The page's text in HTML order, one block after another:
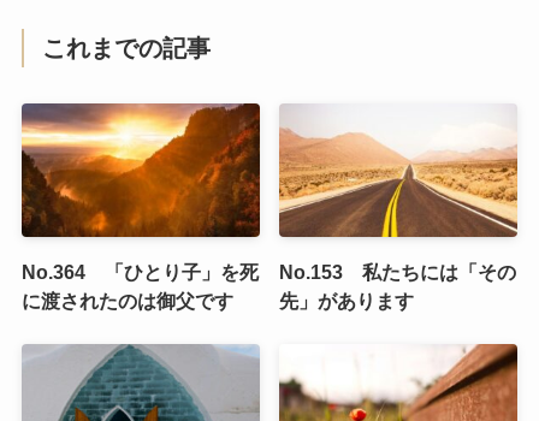
これまでの記事
No.364 「ひとり子」を死
に渡されたのは御父です
No.153 私たちには「その
先」があります